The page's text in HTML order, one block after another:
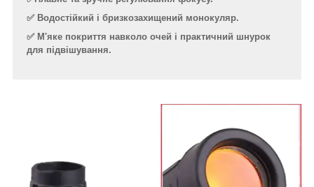
✅ Водостійкий і бризкозахищений монокуляр.
✅ М'яке покриття навколо очей і практичний шнурок
для підвішування.